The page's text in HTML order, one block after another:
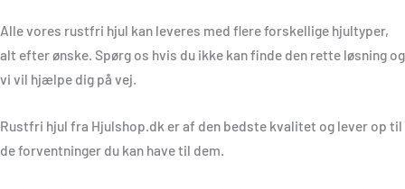
Alle vores rustfri hjul kan leveres med flere forskellige hjultyper,
alt efter ønske. Spørg os hvis du ikke kan finde den rette løsning og
vi vil hjælpe dig på vej.
Rustfri hjul fra Hjulshop.dk er af den bedste kvalitet og lever op til
de forventninger du kan have til dem.